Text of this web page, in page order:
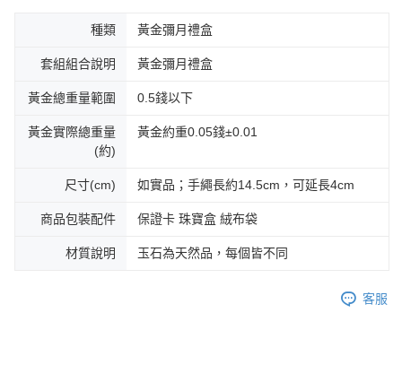
種類 黃金彌月禮盒
套組組合說明 黃金彌月禮盒
黃金總重量範圍 0.5錢以下
黃金實際總重量
(約)
黃金約重0.05錢±0.01
尺寸(cm) 如實品；手繩長約14.5cm，可延長4cm
商品包裝配件 保證卡 珠寶盒 絨布袋
材質說明 玉石為天然品，每個皆不同
客服